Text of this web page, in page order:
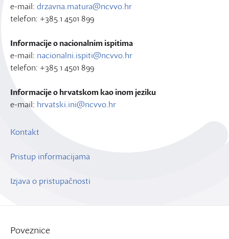
e-mail: drzavna.matura@ncvvo.hr
telefon: +385 1 4501 899
Informacije o nacionalnim ispitima
e-mail: nacionalni.ispiti@ncvvo.hr
telefon: +385 1 4501 899
Informacije o hrvatskom kao inom jeziku
e-mail: hrvatski.ini@ncvvo.hr
Kontakt
Pristup informacijama
Izjava o pristupačnosti
Poveznice